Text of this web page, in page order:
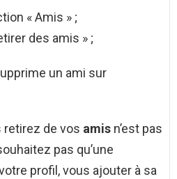
« Amis » ;
des amis » ;
un ami sur
retirez de vos amis n’est pas
pas qu’une
profil, vous ajouter à sa